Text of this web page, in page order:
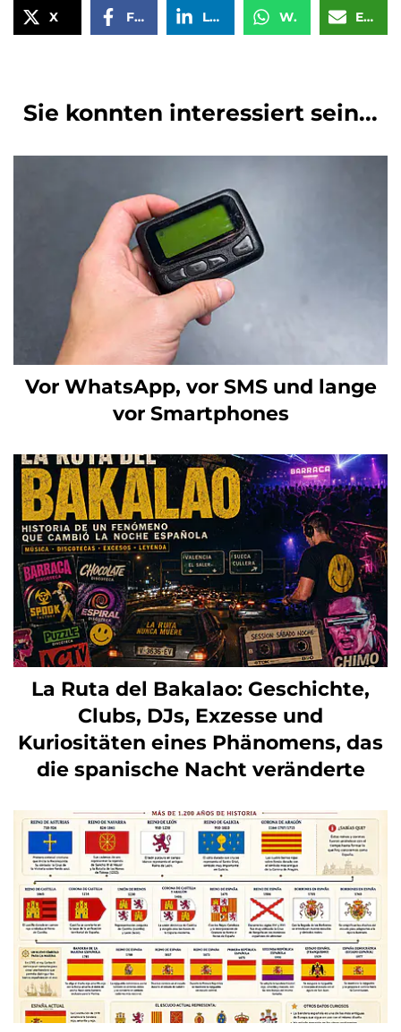
X Facebook LinkedIn WhatsApp Email
Sie konnten interessiert sein...
Vor WhatsApp, vor SMS und lange
vor Smartphones
La Ruta del Bakalao: Geschichte,
Clubs, DJs, Exzesse und
Kuriositäten eines Phänomens, das
die spanische Nacht veränderte